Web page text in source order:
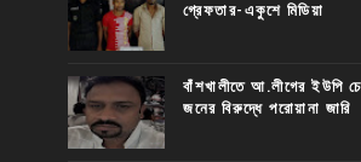
গ্রেফতার-একুশে মিডিয়া
বাঁশখালীতে আ.লীগের ইউপি
জনের বিরুদ্ধে পরোয়ানা জারি